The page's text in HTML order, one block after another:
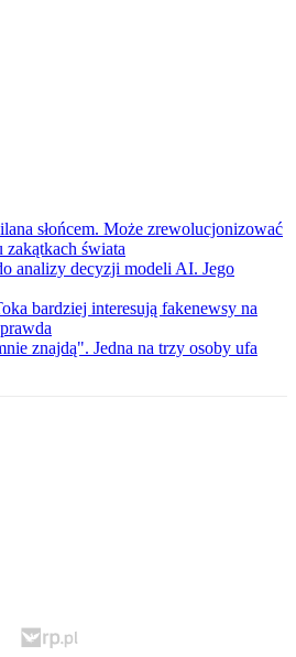
słońcem. Może zrewolucjonizować
świata
analizy decyzji modeli AI. Jego
bardziej interesują fakenewsy na
znajdą". Jedna na trzy osoby ufa